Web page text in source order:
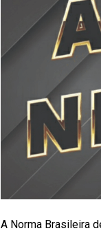
A Norma Brasileira